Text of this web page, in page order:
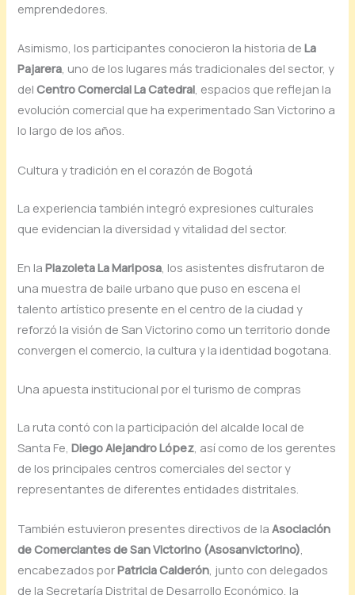
emprendedores.
Asimismo, los participantes conocieron la historia deLa
Pajarera, uno de los lugares más tradicionales del sector, y
delCentro Comercial La Catedral, espacios que reflejan la
evolución comercial que ha experimentado San Victorino a
lo largo de los años.
Cultura y tradición en el corazón de Bogotá
La experiencia también integró expresiones culturales
que evidencian la diversidad y vitalidad del sector.
En laPlazoleta La Mariposa, los asistentes disfrutaron de
una muestra de baile urbano que puso en escena el
talento artístico presente en el centro de la ciudad y
reforzó la visión de San Victorino como un territorio donde
convergen el comercio, la cultura y la identidad bogotana.
Una apuesta institucional por el turismo de compras
La ruta contó con la participación del alcalde local de
Santa Fe,Diego Alejandro López, así como de los gerentes
de los principales centros comerciales del sector y
representantes de diferentes entidades distritales.
También estuvieron presentes directivos de laAsociación
de Comerciantes de San Victorino (Asosanvictorino)
encabezados porPatricia Calderón , junto con delegados
de la Secretaría Distrital de Desarrollo Económico, la